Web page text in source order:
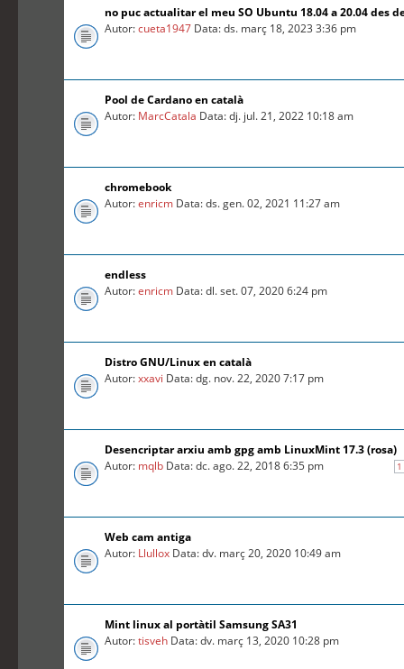
no puc actualitar el meu SO Ubuntu 18.04 a 20.04 des
Autor:cueta1947 Data: ds. març 18, 2023 3:36 pm
Pool de Cardano en català
Autor: MarcCatala Data: dj. jul. 21, 2022 10:18 am
chromebook
Autor:enricm Data: ds. gen. 02, 2021 11:27 am
endless
Autor:enricm Data: dl. set. 07, 2020 6:24 pm
Distro GNU/Linux en català
Autor:xxavi Data: dg. nov. 22, 2020 7:17 pm
Desencriptar arxiu amb gpg amb LinuxMint 17.3 (rosa)
1
Autor: mqlb Data: dc. ago. 22, 2018 6:35 pm
Web cam antiga
Autor: Llullox Data: dv. març 20, 2020 10:49 am
Mint linux al portàtil Samsung SA31
Autor:tisveh Data: dv. març 13, 2020 10:28 pm